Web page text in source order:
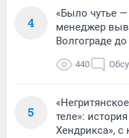
4
«Было чутье —
менеджер
Волгограде
440
5
теле»:
Хендрикса»,